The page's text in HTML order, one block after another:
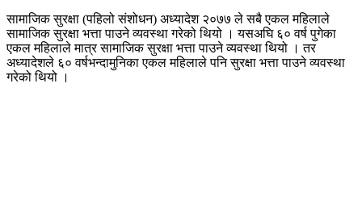
सामाजिक सुरक्षा (पहिलो संशोधन) अध्यादेश २०७७ ले सबै एकल महिलाले
सामाजिक सुरक्षा भत्ता पाउने व्यवस्था गरेको थियो । यसअघि ६० वर्ष पुगेका
एकल महिलाले मात्र सामाजिक सुरक्षा भत्ता पाउने व्यवस्था थियो । तर
अध्यादेशले ६० वर्षभन्दामुनिका एकल महिलाले पनि सुरक्षा भत्ता पाउने व्यवस्था
गरेको थियो ।